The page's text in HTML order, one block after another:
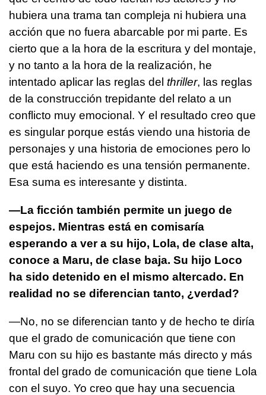
hubiera una trama tan compleja ni hubiera una
acción que no fuera abarcable por mi parte. Es
cierto que a la hora de la escritura y del montaje,
y no tanto a la hora de la realización, he
intentado aplicar las reglas del thriller, las reglas
de la construcción trepidante del relato a un
conflicto muy emocional. Y el resultado creo que
es singular porque estás viendo una historia de
personajes y una historia de emociones pero lo
que está haciendo es una tensión permanente.
Esa suma es interesante y distinta.
—La ficción también permite un juego de
espejos. Mientras está en comisaría
esperando a ver a su hijo, Lola, de clase alta,
conoce a Maru, de clase baja. Su hijo Loco
ha sido detenido en el mismo altercado. En
realidad no se diferencian tanto, ¿verdad?
—No, no se diferencian tanto y de hecho te diría
que el grado de comunicación que tiene con
Maru con su hijo es bastante más directo y más
frontal del grado de comunicación que tiene Lola
con el suyo. Yo creo que hay una secuencia